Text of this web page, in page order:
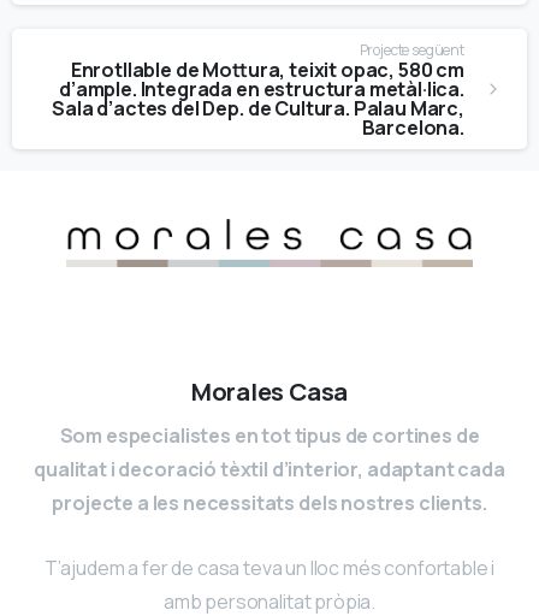
Projecte següent
Enrotllable de Mottura, teixit opac, 580 cm
d’ample. Integrada en estructura metàl·lica.
Sala d’actes del Dep. de Cultura. Palau Marc,
Barcelona.
Morales Casa
Som especialistes en tot tipus de cortines de
qualitat i decoració tèxtil d’interior, adaptant cada
projecte a les necessitats dels nostres clients.
T’ajudem a fer de casa teva un lloc més confortable i
amb personalitat pròpia.